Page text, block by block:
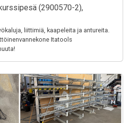
(2900570-2),
liittimiä, kaapeleita ja antureita.
Itatools